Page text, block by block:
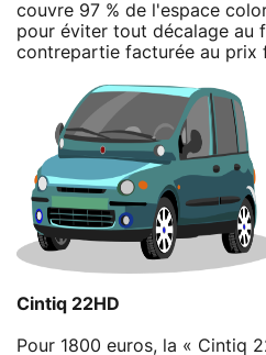
couvre 97 % de l'espace
pour éviter tout décalage au
contrepartie facturée au prix
Cintiq 22HD
Pour 1800 euros, la « Cintiq